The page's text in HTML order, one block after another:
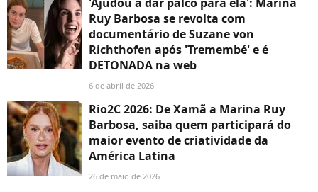
Ruy Barbosa se revolta com
documentário de Suzane von
Richthofen após 'Tremembé' e é
DETONADA na web
6 de abril de 2026
Rio2C 2026: De Xamã a Marina Ruy
Barbosa, saiba quem participará do
maior evento de criatividade da
América Latina
26 de maio de 2026